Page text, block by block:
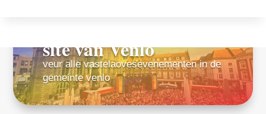
site van Venlo
veur alle vastelaovesevenementen in de
gemeinte venlo